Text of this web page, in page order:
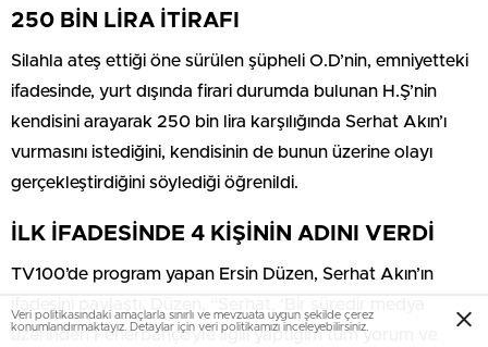
250 BİN LİRA İTİRAFI
Silahla ateş ettiği öne sürülen şüpheli O.D’nin, emniyetteki
ifadesinde, yurt dışında firari durumda bulunan H.Ş’nin
kendisini arayarak 250 bin lira karşılığında Serhat Akın’ı
vurmasını istediğini, kendisinin de bunun üzerine olayı
gerçekleştirdiğini söylediği öğrenildi.
İLK İFADESİNDE 4 KİŞİNİN ADINI VERDİ
TV100’de program yapan Ersin Düzen, Serhat Akın’ın
üzerinden Fenerbahçe’yle ilgili yaptığım tüm yorum ve
Veri politikasındaki amaçlarla sınırlı ve mevzuata uygun şekilde çerez
konumlandırmaktayız. Detaylar için veri politikamızı inceleyebilirsiniz.